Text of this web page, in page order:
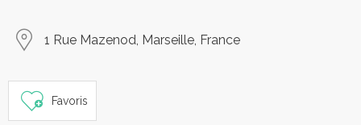
1 Rue Mazenod, Marseille, France
Favoris